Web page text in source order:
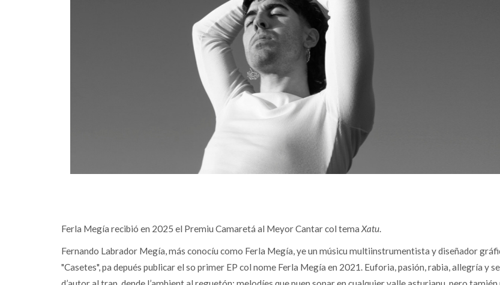
Ferla Megía recibió en 2025 el Premiu Camaretá al Meyor Cantar col tema Xatu.
Fernando Labrador Megía, más conocíu como Ferla Megía, ye un músicu multiinstrumentista y diseñador
"Casetes", pa depués publicar el so primer EP col nome Ferla Megía en 2021. Euforia, pasión, rabia, allegría y